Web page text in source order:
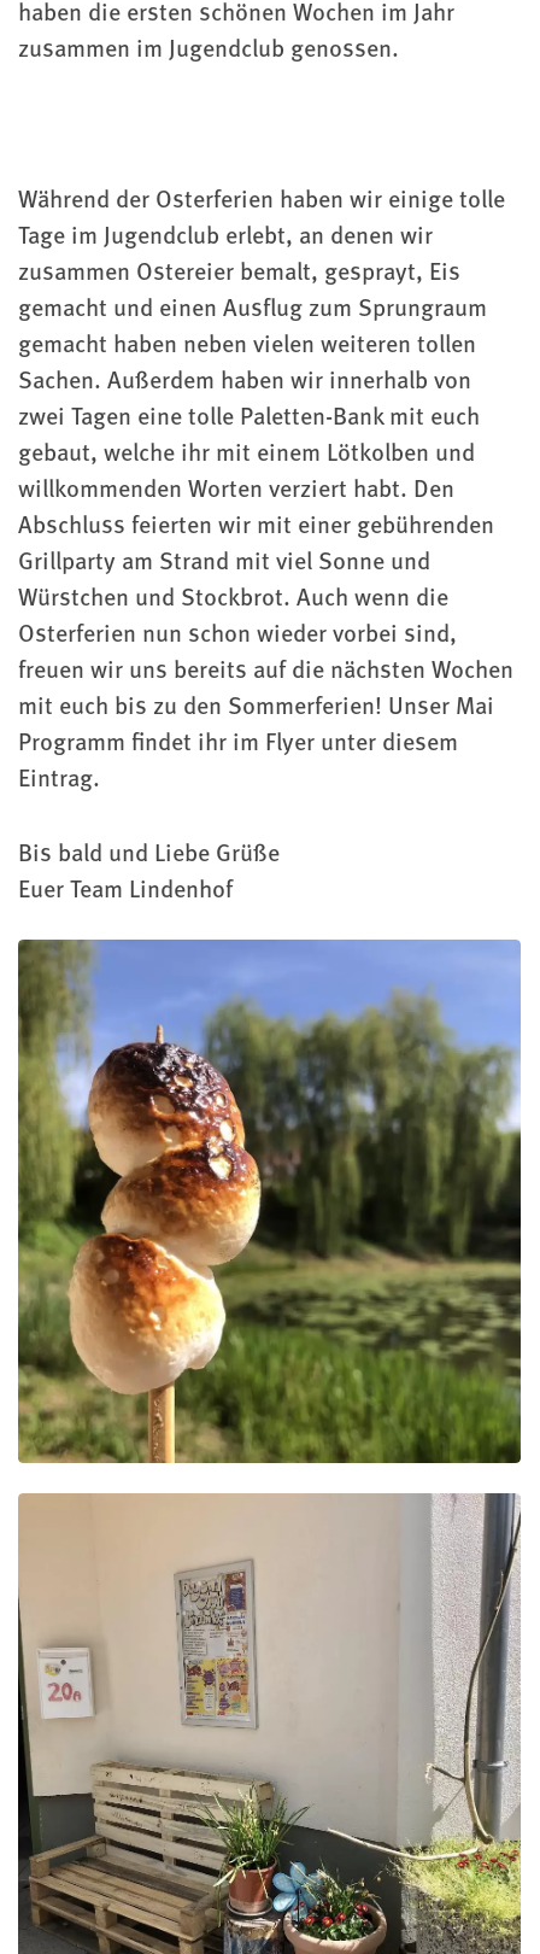
haben die ersten schönen Wochen im Jahr
zusammen im Jugendclub genossen.
Während der Osterferien haben wir einige tolle
Tage im Jugendclub erlebt, an denen wir
zusammen Ostereier bemalt, gesprayt, Eis
gemacht und einen Ausflug zum Sprungraum
gemacht haben neben vielen weiteren tollen
Sachen. Außerdem haben wir innerhalb von
zwei Tagen eine tolle Paletten-Bank mit euch
gebaut, welche ihr mit einem Lötkolben und
willkommenden Worten verziert habt. Den
Abschluss feierten wir mit einer gebührenden
Grillparty am Strand mit viel Sonne und
Würstchen und Stockbrot. Auch wenn die
Osterferien nun schon wieder vorbei sind,
freuen wir uns bereits auf die nächsten Wochen
mit euch bis zu den Sommerferien! Unser Mai
Programm findet ihr im Flyer unter diesem
Eintrag.
Bis bald und Liebe Grüße
Euer Team Lindenhof